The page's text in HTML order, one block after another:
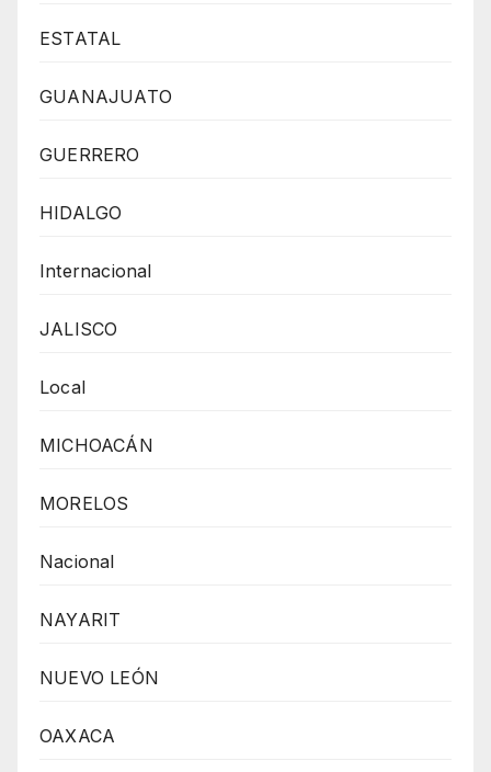
ESTATAL
GUANAJUATO
GUERRERO
HIDALGO
Internacional
JALISCO
Local
MICHOACÁN
MORELOS
Nacional
NAYARIT
NUEVO LEÓN
OAXACA